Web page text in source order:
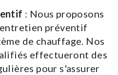
: Nous proposons
préventif
de chauffage. Nos
effectueront des
pour s'assurer